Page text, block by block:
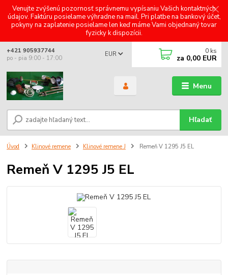
Venujte zvýšenú pozornosť správnemu vypísaniu Vašich kontaktných
údajov. Faktúru posielame výhradne na mail. Pri platbe na bankový účet,
pokyny na zaplatenie posielame len keď máme Vami objednaný tovar
fyzicky k dispozícii.
Menu
EUR
Hľadať
+421 905937744
po - pia 9:00 - 17:00
0 ks
za 0,00 EUR
Úvod Klinové remene Klinové remene J Remeň V 1295 J5 EL
Remeň V 1295 J5 EL